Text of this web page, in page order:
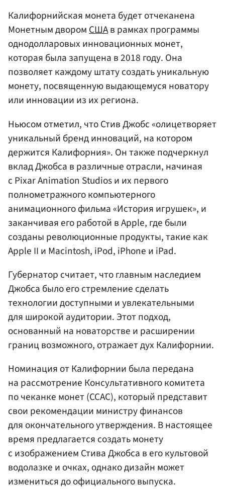
Калифорнийская монета будет отчеканена
Монетным дворомСШАв рамках программы
однодолларовых инновационных монет,
которая была запущена в 2018 году. Она
позволяет каждому штату создать уникальную
монету, посвященную выдающемуся новатору
или инновации из их региона.
Ньюсом отметил, что Стив Джобс «олицетворяет
уникальный бренд инноваций, на котором
держится Калифорния». Он также подчеркнул
вклад Джобса в различные отрасли, начиная
с Pixar Animation Studios и их первого
полнометражного компьютерного
анимационного фильма «История игрушек», и
заканчивая его работой в Apple, где были
созданы революционные продукты, такие как
Apple II и Macintosh, iPod, iPhone и iPad.
Губернатор считает, что главным наследием
Джобса было его стремление сделать
технологии доступными и увлекательными
для широкой аудитории. Этот подход,
основанный на новаторстве и расширении
границ возможного, отражает дух Калифорнии.
Номинация от Калифорнии была передана
на рассмотрение Консультативного комитета
по чеканке монет (CCAC), который представит
свои рекомендации министру финансов
для окончательного утверждения. В настоящее
время предлагается создать монету
с изображением Стива Джобса в его культовой
водолазке и очках, однако дизайн может
измениться до официального выпуска.